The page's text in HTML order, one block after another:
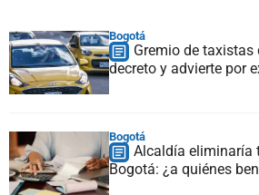
Bogotá
Gremio de
decreto y advierte por
Bogotá
Alcaldía eliminaría
Bogotá: ¿a quiénes